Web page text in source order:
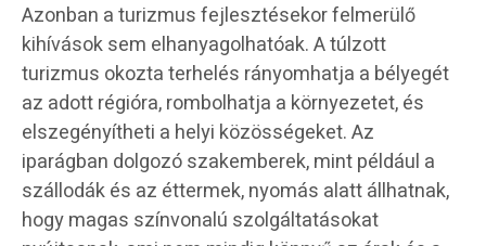
Azonban a turizmus fejlesztésekor felmerülő
kihívások sem elhanyagolhatóak. A túlzott
turizmus okozta terhelés rányomhatja a bélyegét
az adott régióra, rombolhatja a környezetet, és
elszegényítheti a helyi közösségeket. Az
iparágban dolgozó szakemberek, mint például a
szállodák és az éttermek, nyomás alatt állhatnak,
hogy magas színvonalú szolgáltatásokat